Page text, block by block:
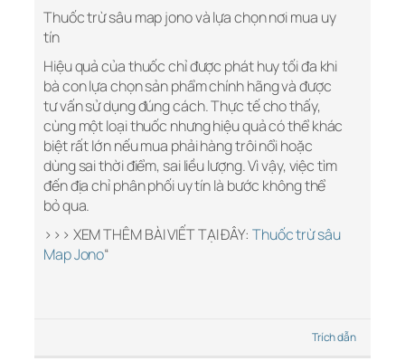
Thuốc trừ sâu map jono và lựa chọn nơi mua uy
tín
Hiệu quả của thuốc chỉ được phát huy tối đa khi
bà con lựa chọn sản phẩm chính hãng và được
tư vấn sử dụng đúng cách. Thực tế cho thấy,
cùng một loại thuốc nhưng hiệu quả có thể khác
biệt rất lớn nếu mua phải hàng trôi nổi hoặc
dùng sai thời điểm, sai liều lượng. Vì vậy, việc tìm
đến địa chỉ phân phối uy tín là bước không thể
bỏ qua.
>>> XEM THÊM BÀI VIẾT TẠI ĐÂY: Thuốc trừ sâu
Map Jono“
Trích dẫn